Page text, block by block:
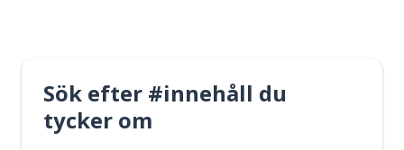
Sök efter #innehåll du
tycker om